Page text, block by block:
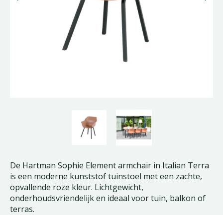
De Hartman Sophie Element armchair in Italian Terra
is een moderne kunststof tuinstoel met een zachte,
opvallende roze kleur. Lichtgewicht,
onderhoudsvriendelijk en ideaal voor tuin, balkon of
terras.